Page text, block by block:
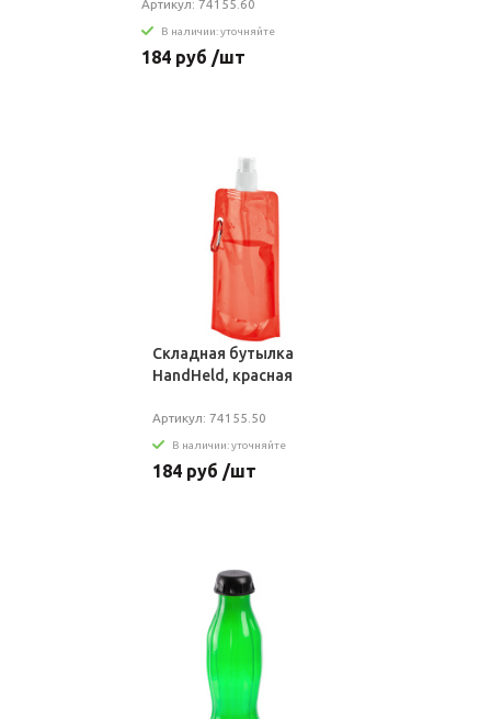
Артикул: 74155.60
В наличии: уточняйте
184 руб /шт
Складная бутылка
HandHeld, красная
Артикул: 74155.50
В наличии: уточняйте
184 руб /шт